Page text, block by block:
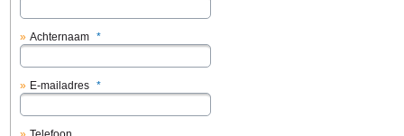
Achternaam *
E-mailadres *